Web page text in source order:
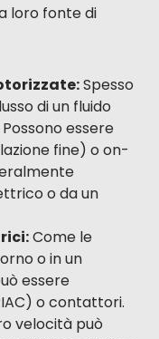
loro fonte di
Spesso
di un fluido
essere
fine) o on-
o da un
Come le
o in un
essere
o contattori.
velocità può